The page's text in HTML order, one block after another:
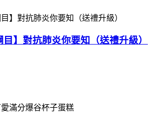
目】對抗肺炎你要知（送禮升級）